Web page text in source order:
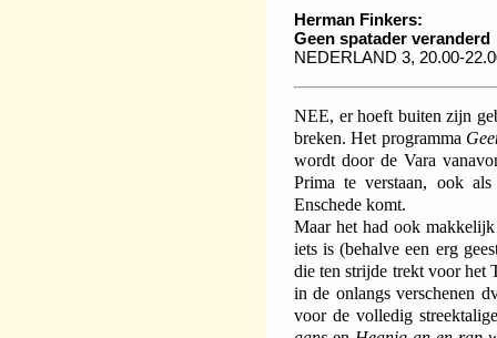
Herman Finkers:
Geen spatader veranderd
NEDERLAND 3, 20.00-
NEE, er hoeft buiten zijn
breken. Het programma
wordt door de Vara
Prima te verstaan, ook
Enschede komt.
Maar het had ook
iets is (behalve een erg
die ten strijde trekt voor het
in de onlangs verschenen
voor de volledig